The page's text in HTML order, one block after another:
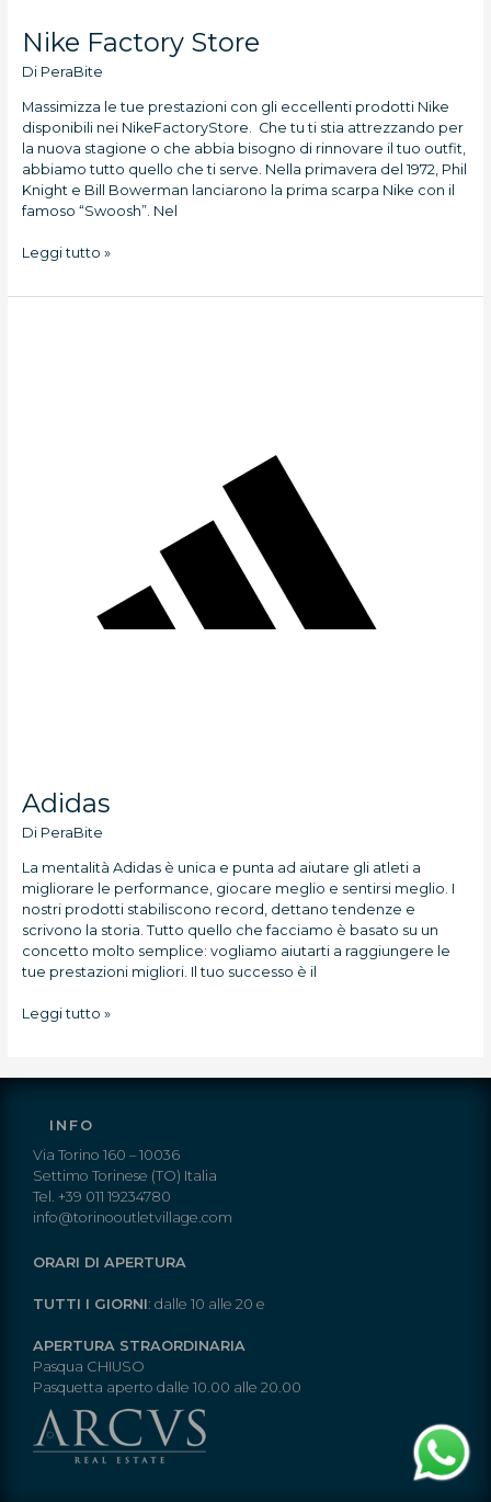
Nike Factory Store
Di PeraBite
Massimizza le tue prestazioni con gli eccellenti prodotti Nike
disponibili nei NikeFactoryStore. Che tu ti stia attrezzando per
la nuova stagione o che abbia bisogno di rinnovare il tuo outfit,
abbiamo tutto quello che ti serve. Nella primavera del 1972, Phil
Knight e Bill Bowerman lanciarono la prima scarpa Nike con il
famoso “Swoosh”. Nel
Leggi tutto »
Adidas
Di PeraBite
La mentalità Adidas è unica e punta ad aiutare gli atleti a
migliorare le performance, giocare meglio e sentirsi meglio. I
nostri prodotti stabiliscono record, dettano tendenze e
scrivono la storia. Tutto quello che facciamo è basato su un
concetto molto semplice: vogliamo aiutarti a raggiungere le
tue prestazioni migliori. Il tuo successo è il
Leggi tutto »
INFO
Via Torino 160 – 10036
Settimo Torinese (TO) Italia
Tel. +39 011 19234780
info@torinooutletvillage.com
ORARI DI APERTURA
TUTTI I GIORNI: dalle 10 alle 20 e
APERTURA STRAORDINARIA
Pasqua CHIUSO
Pasquetta aperto dalle 10.00 alle 20.00